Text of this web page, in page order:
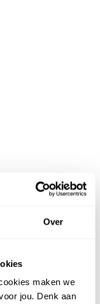
Over
maken we
jou. Denk aan